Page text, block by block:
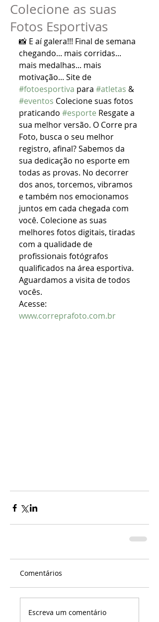
Colecione as suas
Fotos Esportivas
📸 E aí galera!!! Final de semana
chegando... mais corridas...
mais medalhas... mais
motivação... Site de
#fotoesportiva para #atletas &
#eventos Colecione suas fotos
praticando #esporte Resgate a
sua melhor versão. O Corre pra
Foto, busca o seu melhor
registro, afinal? Sabemos da
sua dedicação no esporte em
todas as provas. No decorrer
dos anos, torcemos, vibramos
e também nos emocionamos
juntos em cada chegada com
você. Colecione as suas
melhores fotos digitais, tiradas
com a qualidade de
profissionais fotógrafos
qualificados na área esportiva.
Aguardamos a visita de todos
vocês.
www.correprafoto.com.br
Comentários
Escreva um comentário